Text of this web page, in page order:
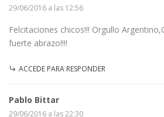
29/06/2016 a las 12:56
Felcitaciones chicos!!! Orgullo
fuerte abrazo!!!!
ACCEDE PARA RESPONDER
Pablo Bittar
29/06/2016 a las 22:30